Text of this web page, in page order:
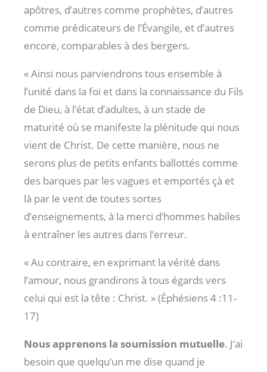
apôtres, d’autres comme prophètes, d’autres
comme prédicateurs de l’Évangile, et d’autres
encore, comparables à des bergers.
« Ainsi nous parviendrons tous ensemble à
l’unité dans la foi et dans la connaissance du Fils
de Dieu, à l’état d’adultes, à un stade de
maturité où se manifeste la plénitude qui nous
vient de Christ. De cette manière, nous ne
serons plus de petits enfants ballottés comme
des barques par les vagues et emportés çà et
là par le vent de toutes sortes
d’enseignements, à la merci d’hommes habiles
à entraîner les autres dans l’erreur.
« Au contraire, en exprimant la vérité dans
l’amour, nous grandirons à tous égards vers
celui qui est la tête : Christ. » (Éphésiens 4 :11-
17)
Nous apprenons la soumission mutuelle. J’ai
besoin que quelqu’un me dise quand je